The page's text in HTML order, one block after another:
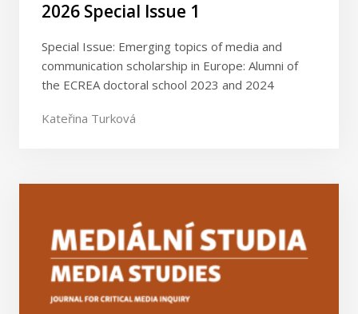
2026 Special Issue 1
Special Issue: Emerging topics of media and
communication scholarship in Europe: Alumni of
the ECREA doctoral school 2023 and 2024
Kateřina Turková